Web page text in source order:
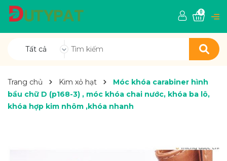
Tất cả
0
Trang chủ Kim xỏ hạt
Móc khóa carabiner hình
bầu chữ D (p168-3) , móc khóa chai nước, khóa ba lô,
khóa hợp kim nhôm ,khóa nhanh